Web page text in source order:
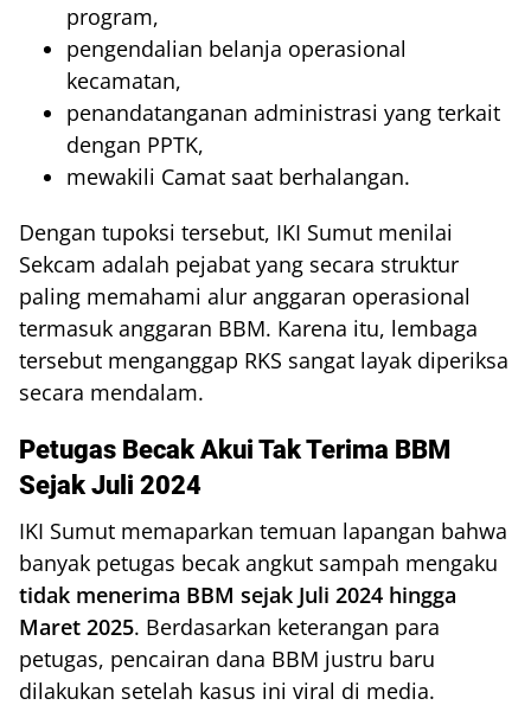
program,
pengendalian belanja operasional
kecamatan,
penandatanganan administrasi yang terkait
dengan PPTK,
mewakili Camat saat berhalangan.
Dengan tupoksi tersebut, IKI Sumut menilai
Sekcam adalah pejabat yang secara struktur
paling memahami alur anggaran operasional
termasuk anggaran BBM. Karena itu, lembaga
tersebut menganggap RKS sangat layak diperiksa
secara mendalam.
Petugas Becak Akui Tak Terima BBM
Sejak Juli 2024
IKI Sumut memaparkan temuan lapangan bahwa
banyak petugas becak angkut sampah mengaku
tidak menerima BBM sejak Juli 2024 hingga
Maret 2025. Berdasarkan keterangan para
petugas, pencairan dana BBM justru baru
dilakukan setelah kasus ini viral di media.